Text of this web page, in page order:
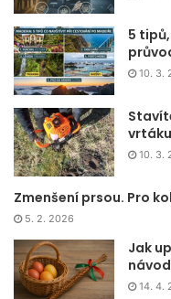
5
10. 3.
10. 3.
Zmenšení prsou. Pro
5. 2. 2026
Jak
14. 4.